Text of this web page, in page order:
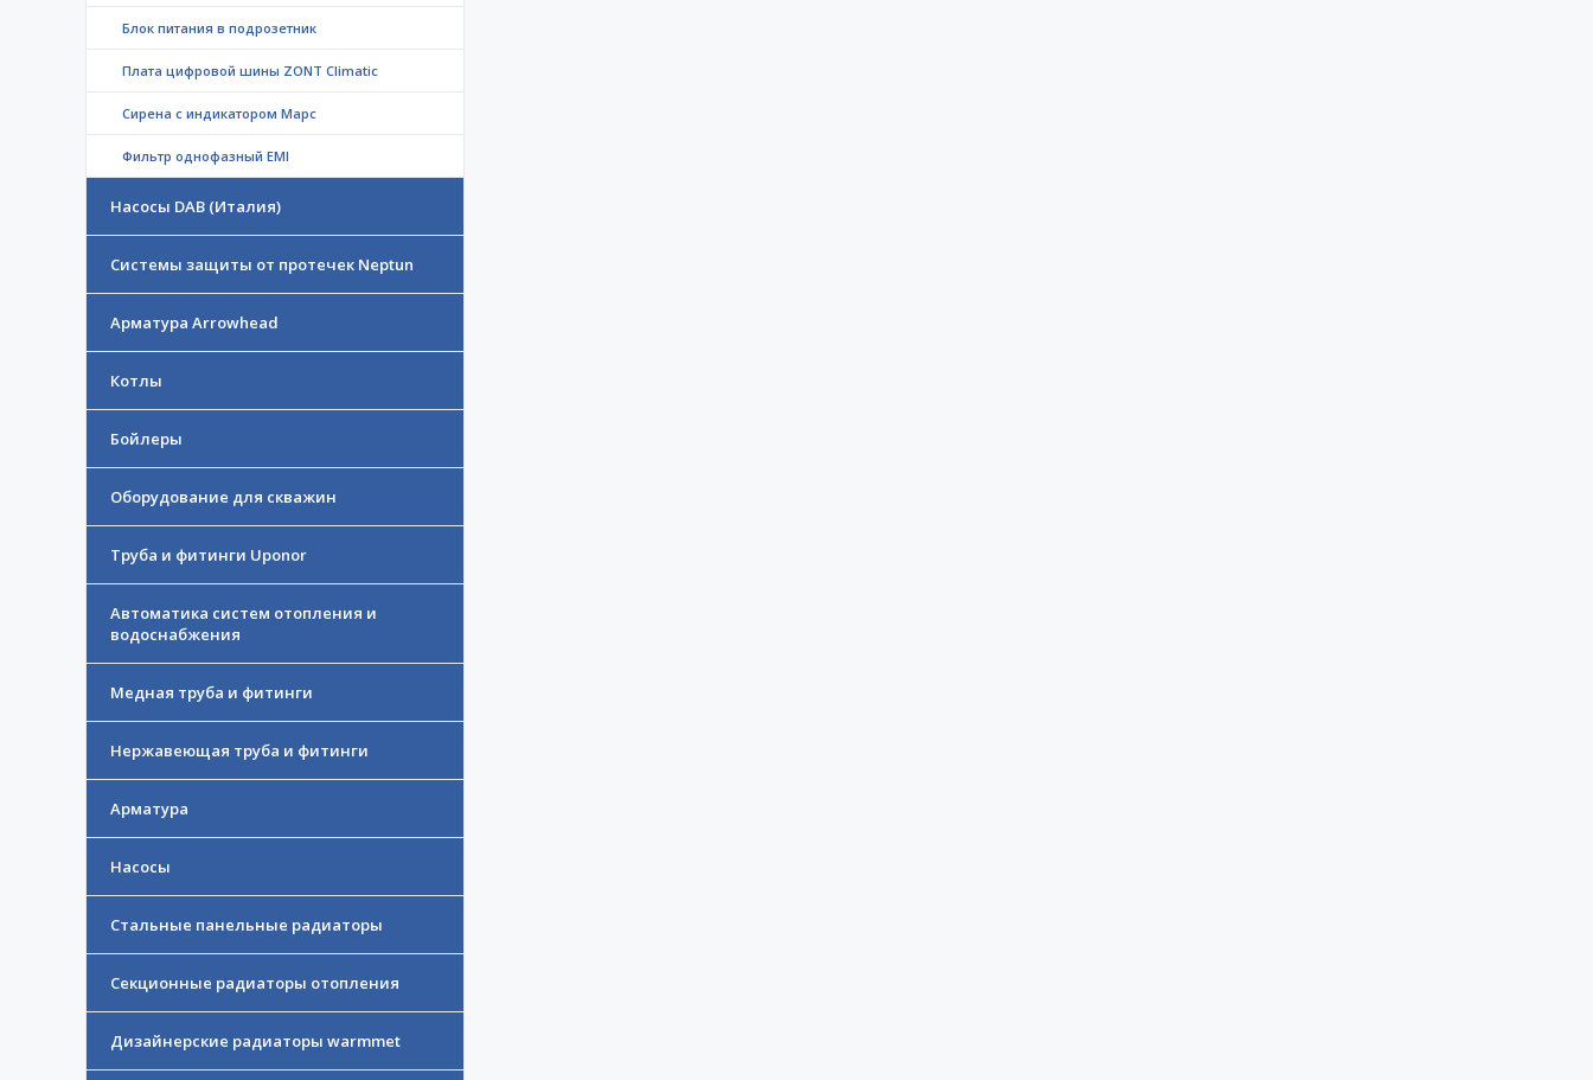
Блок питания в подрозетник
Плата цифровой шины ZONT Climatic
Сирена с индикатором Марс
Фильтр однофазный EMI
Насосы DAB (Италия)
Системы защиты от протечек Neptun
Арматура Arrowhead
Котлы
Бойлеры
Оборудование для скважин
Труба и фитинги Uponor
Автоматика систем отопления и
водоснабжения
Медная труба и фитинги
Нержавеющая труба и фитинги
Арматура
Насосы
Стальные панельные радиаторы
Секционные радиаторы отопления
Дизайнерские радиаторы warmmet